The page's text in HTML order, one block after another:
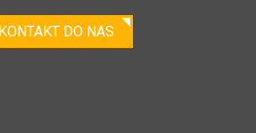
KONTAKT DO NAS